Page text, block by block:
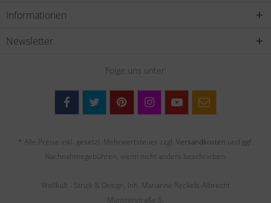
Informationen
Newsletter
Folge uns unter:
* Alle Preise inkl. gesetzl. Mehrwertsteuer zzgl. Versandkosten und ggf.
Nachnahmegebühren, wenn nicht anders beschrieben.
Wollkult - Strick & Design, Inh. Marianne Reckels-Albrecht
Münsterstraße 5,